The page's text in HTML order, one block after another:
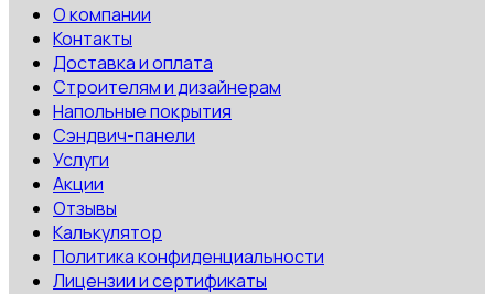
О компании
Контакты
Доставка и оплата
Строителям и дизайнерам
Напольные покрытия
Сэндвич-панели
Услуги
Акции
Отзывы
Калькулятор
Политика конфиденциальности
Лицензии и сертификаты